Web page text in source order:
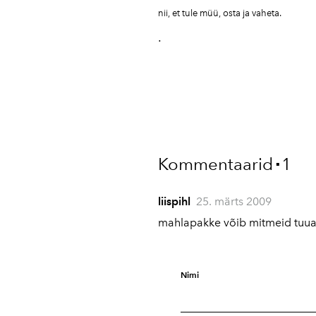
nii, et tule müü, osta ja vaheta.
.
Kommentaarid ▪ 1
liispihl 25. märts 2009
mahlapakke võib mitmeid
Nimi